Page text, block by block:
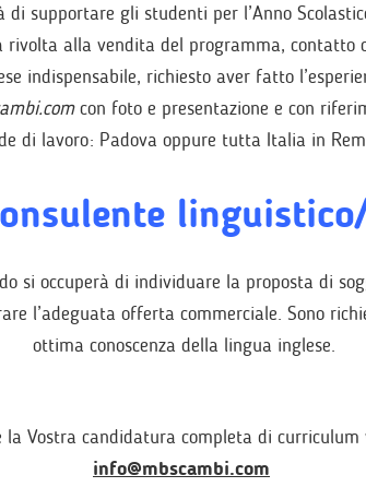
supportare gli studenti per l’Anno
alla vendita del programma, contatto
indispensabile, richiesto aver fatto
con foto e presentazione e con
di lavoro: Padova oppure tutta Italia in
si occuperà di individuare la proposta di
l’adeguata offerta commerciale. Sono
ottima conoscenza della lingua inglese.
la Vostra candidatura completa di curriculum
info@mbscambi.com